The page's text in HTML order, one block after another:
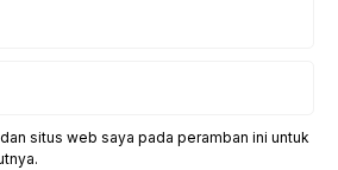
situs web saya pada peramban ini untuk